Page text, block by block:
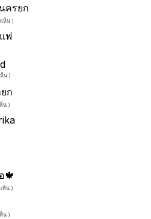
ครยก
ห็น )
ฟ
น )
ก
น )
🍁
ห็น )
น )